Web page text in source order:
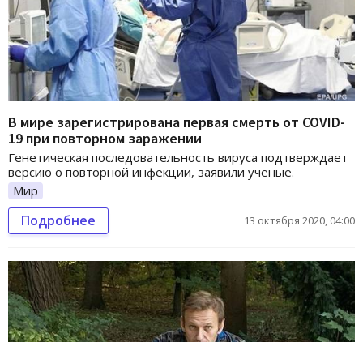
В мире зарегистрирована первая смерть от COVID-
19 при повторном заражении
Генетическая последовательность вируса подтверждает
версию о повторной инфекции, заявили ученые.
Мир
Подробнее 13 октября 2020, 04:00